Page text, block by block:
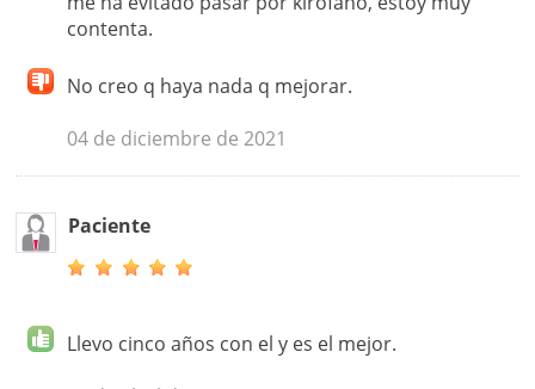
contenta.
No creo q haya nada q mejorar.
04 de diciembre de 2021
Paciente
Llevo cinco años con el y es el mejor.